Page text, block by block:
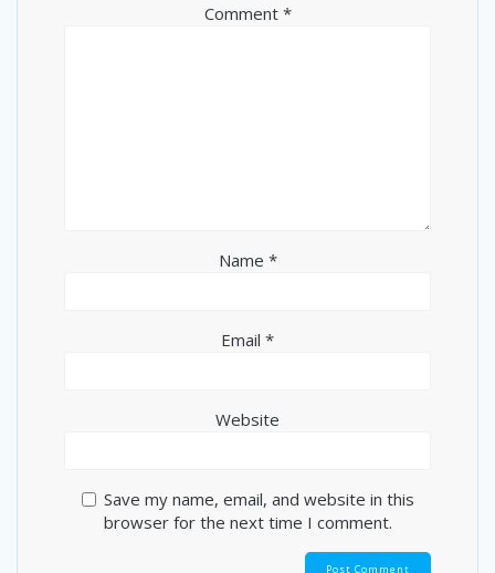
Comment *
Name *
Email *
Website
Save my name, email, and website in this
browser for the next time I comment.